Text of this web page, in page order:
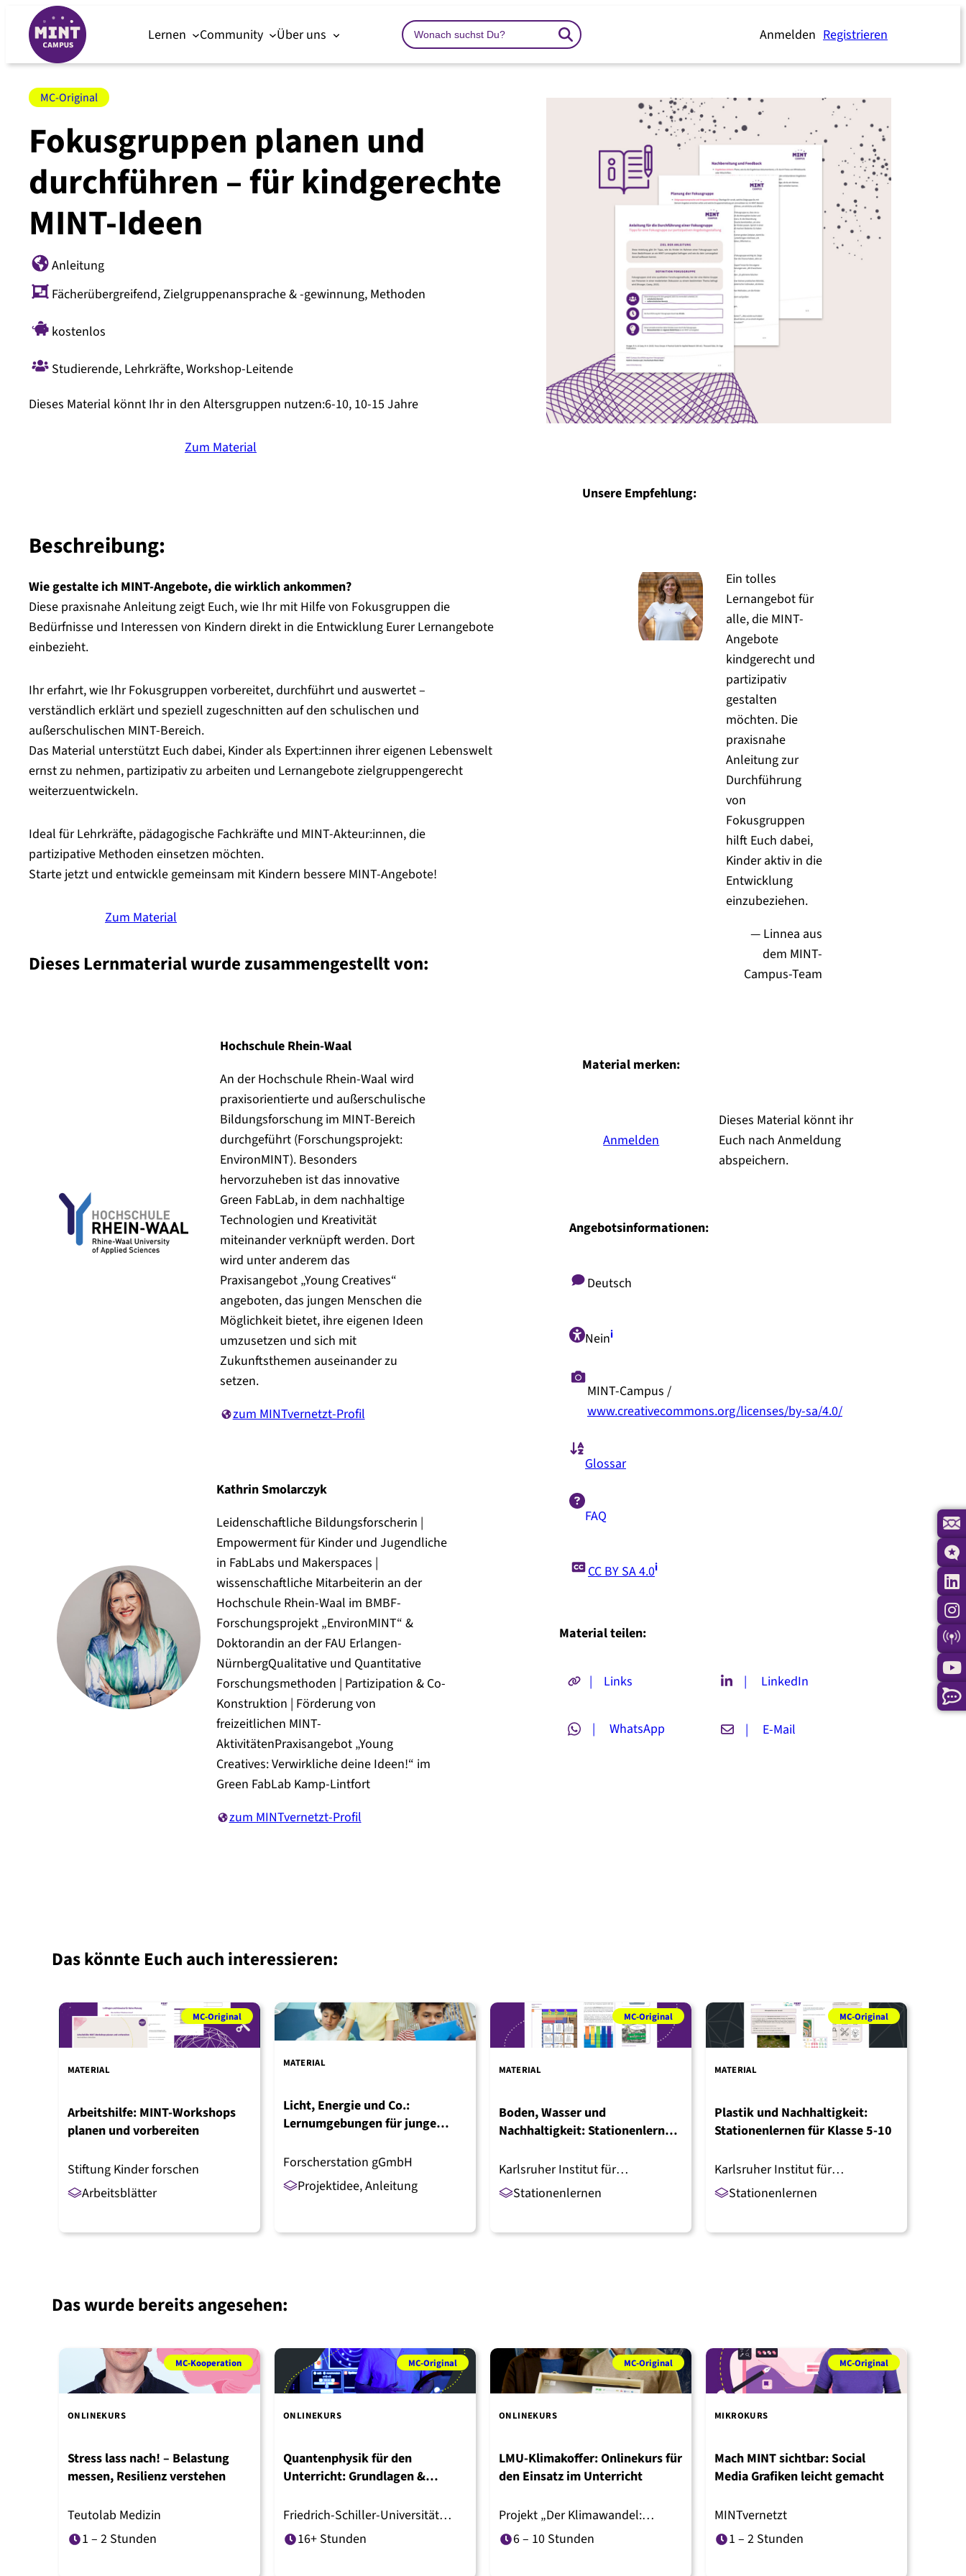
Lernen Community Über uns
Search
…
Anmelden Registrieren
MC-Original
Fokusgruppen planen und
durchführen – für kindgerechte
MINT-Ideen
Anleitung
Fächerübergreifend,Zielgruppenansprache & -gewinnung, Methoden
kostenlos
Studierende, Lehrkräfte,Workshop-Leitende
Dieses Material könnt Ihr in den Altersgruppen nutzen:6-10, 10-15 Jahre
Zum Material
Beschreibung:
Wie gestalte ich MINT-Angebote, die wirklich ankommen?
Diese praxisnahe Anleitung zeigt Euch, wie Ihr mit Hilfe von Fokusgruppen die
Bedürfnisse und Interessen von Kindern direkt in die Entwicklung Eurer Lernangebote
einbezieht.
Ihr erfahrt, wie Ihr Fokusgruppen vorbereitet, durchführt und auswertet –
verständlich erklärt und speziell zugeschnitten auf den schulischen und
außerschulischen MINT-Bereich.
Das Material unterstützt Euch dabei, Kinder als Expert:innen ihrer eigenen Lebenswelt
ernst zu nehmen, partizipativ zu arbeiten und Lernangebote zielgruppengerecht
weiterzuentwickeln.
Ideal für Lehrkräfte, pädagogische Fachkräfte und MINT-Akteur:innen, die
partizipative Methoden einsetzen möchten.
Starte jetzt und entwickle gemeinsam mit Kindern bessere MINT-Angebote!
Zum Material
Dieses Lernmaterial wurde zusammengestellt von:
Hochschule Rhein-Waal
An der Hochschule Rhein-Waal wird
praxisorientierte und außerschulische
Bildungsforschung im MINT-Bereich
durchgeführt (Forschungsprojekt:
EnvironMINT). Besonders
hervorzuheben ist das innovative
Green FabLab, in dem nachhaltige
Technologien und Kreativität
miteinander verknüpft werden. Dort
wird unter anderem das
Praxisangebot „Young Creatives“
angeboten, das jungen Menschen die
Möglichkeit bietet, ihre eigenen Ideen
umzusetzen und sich mit
Zukunftsthemen auseinander zu
setzen.
zum MINTvernetzt-Profil
Kathrin Smolarczyk
Leidenschaftliche Bildungsforscherin |
Empowerment für Kinder und Jugendliche
in FabLabs und Makerspaces |
wissenschaftliche Mitarbeiterin an der
Hochschule Rhein-Waal im BMBF-
Forschungsprojekt „EnvironMINT“ &
Doktorandin an der FAU Erlangen-
NürnbergQualitative und Quantitative
Forschungsmethoden | Partizipation & Co-
Konstruktion | Förderung von
freizeitlichen MINT-
AktivitätenPraxisangebot „Young
Creatives: Verwirkliche deine Ideen!“ im
Green FabLab Kamp-Lintfort
zum MINTvernetzt-Profil
Unsere Empfehlung:
Ein tolles
Lernangebot für
alle, die MINT-
Angebote
kindgerecht und
partizipativ
gestalten
möchten. Die
praxisnahe
Anleitung zur
Durchführung
von
Fokusgruppen
hilft Euch dabei,
Kinder aktiv in die
Entwicklung
einzubeziehen.
— Linnea aus
dem MINT-
Campus-Team
Material merken:
Anmelden
Dieses Material könnt ihr
Euch nach Anmeldung
abspeichern.
Angebotsinformationen:
Deutsch
Neini
MINT-Campus /
www.creativecommons.org/licenses/by-sa/4.0/
Glossar
FAQ
CC BY SA 4.0i
Material teilen:
| Links | LinkedIn
| WhatsApp | E-Mail
Das könnte Euch auch interessieren:
MC-Original
MATERIAL
Arbeitshilfe: MINT-Workshops
planen und vorbereiten
Stiftung Kinder forschen
Arbeitsblätter
MATERIAL
Licht, Energie und Co.:
Lernumgebungen für junge
Forscherstation gGmbH
Projektidee,Anleitung
MC-Original
MATERIAL
Boden, Wasser und
Nachhaltigkeit: Stationenlernen
Karlsruher Institut für
Technologie (KIT)
Stationenlernen
MC-Original
MATERIAL
Plastik und Nachhaltigkeit:
Stationenlernen für Klasse 5-10
Karlsruher Institut für
Technologie (KIT)
Stationenlernen
Das wurde bereits angesehen:
MC-Kooperation
ONLINEKURS
Stress lass nach! – Belastung
messen, Resilienz verstehen
Teutolab Medizin
1 – 2 Stunden
MC-Original
ONLINEKURS
Quantenphysik für den
Unterricht: Grundlagen &
Friedrich-Schiller-Universität
Jena16+ Stunden
MC-Original
ONLINEKURS
LMU-Klimakoffer: Onlinekurs für
den Einsatz im Unterricht
Projekt „Der Klimawandel:
verstehen und handeln“ der LMU
6 – 10 Stunden
MC-Original
MIKROKURS
Mach MINT sichtbar: Social
Media Grafiken leicht gemacht
MINTvernetzt
1 – 2 Stunden
Benutzername oder E-Mail-Adresse
Passwort vergessen?
B
e
n
u
t
z
r
n
a
m
e
B
u
t
e
n
l
t
A
n
g
e
m
e
l
e
b
l
e
i
b
n
Angemeldet bleiben